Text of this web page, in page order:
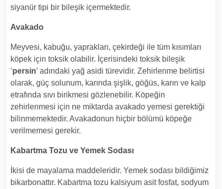
siyanür tipi bir bileşik içermektedir.
Avakado
Meyvesi, kabuğu, yaprakları, çekirdeği ile tüm kısımları
köpek için toksik olabilir. İçerisindeki toksik bileşik
’persin’ adındaki yağ asidi türevidir. Zehirlenme belirtisi
olarak, güç solunum, karında şişlik, göğüs, karın ve kalp
etrafında sıvı birikmesi gözlenebilir. Köpeğin
zehirlenmesi için ne miktarda avakado yemesi gerektiği
bilinmemektedir. Avakadonun hiçbir bölümü köpeğe
verilmemesi gerekir.
Kabartma Tozu ve Yemek Sodası
İkisi de mayalama maddeleridir. Yemek sodası bildiğimiz
bikarbonattır. Kabartma tozu kalsiyum asit fosfat, sodyum